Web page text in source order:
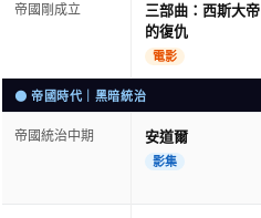
帝國剛成立
三部曲：西斯大帝
的復仇
電影
🌑 帝國時代｜黑暗統治
帝國統治中期 安道爾
影集